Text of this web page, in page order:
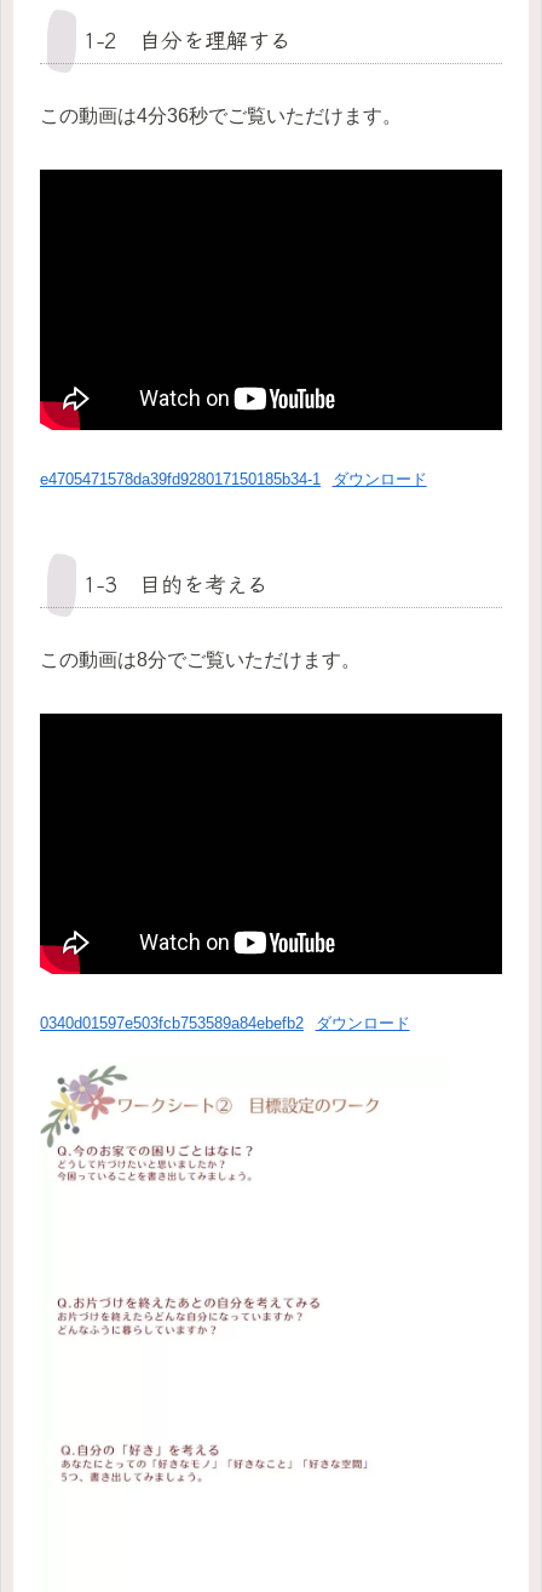
1-2 自分を理解する
この動画は4分36秒でご覧いただけます。
e4705471578da39fd928017150185b34-1 ダウンロード
1-3 目的を考える
この動画は8分でご覧いただけます。
0340d01597e503fcb753589a84ebefb2 ダウンロード